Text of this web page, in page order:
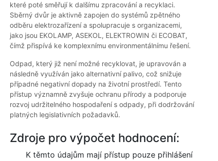
které poté směřují k dalšímu zpracování a recyklaci.
Sběrný dvůr je aktivně zapojen do systémů zpětného
odběru elektrozařízení a spolupracuje s organizacemi,
jako jsou EKOLAMP, ASEKOL, ELEKTROWIN či ECOBAT,
čímž přispívá ke komplexnímu environmentálnímu řešení.
Odpad, který již není možné recyklovat, je upravován a
následně využíván jako alternativní palivo, což snižuje
případné negativní dopady na životní prostředí. Tento
přístup významně zvyšuje ochranu přírody a podporuje
rozvoj udržitelného hospodaření s odpady, při dodržování
platných legislativních požadavků.
Zdroje pro výpočet hodnocení:
K těmto údajům mají přístup pouze přihlášení